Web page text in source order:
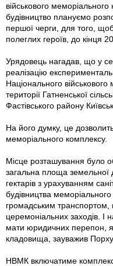
військового
будівництво плануємо
першої черги, для того,
полеглих героїв, до кінця
Урядовець нагадав, що у
реалізацію
Національного
території Гатненської
Фастівського району
На його думку, це
меморіального комплексу.
Місце розташування було
загальна площа земельної
гектарів з урахуванням
будівництва
громадським транспортом,
церемоніальних заходів. І
мати юридичних перепон,
кладовища, зауважив
НВМК включатиме